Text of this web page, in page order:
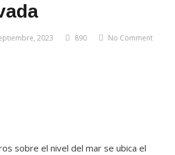
2023 890 No Comment
sobre el nivel del mar se ubica el